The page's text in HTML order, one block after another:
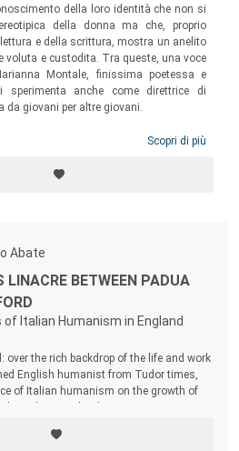
della loro identità che non si
della donna ma che, proprio
e della scrittura, mostra un anelito
voluta e custodita. Tra queste, una voce
Montale, finissima poetessa e
sperimenta anche come direttrice di
da giovani per altre giovani.
Scopri di più
Abate
LINACRE BETWEEN PADUA
of Italian Humanism in England
over the rich backdrop of the life and work
English humanist from Tudor times,
of Italian humanism on the growth of